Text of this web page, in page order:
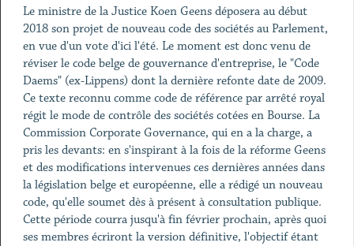
Le ministre de la Justice Koen Geens déposera au début
2018 son projet de nouveau code des sociétés au Parlement,
en vue d'un vote d'ici l'été. Le moment est donc venu de
réviser le code belge de gouvernance d'entreprise, le "Code
Daems" (ex-Lippens) dont la dernière refonte date de 2009.
Ce texte reconnu comme code de référence par arrêté royal
régit le mode de contrôle des sociétés cotées en Bourse. La
Commission Corporate Governance, qui en a la charge, a
pris les devants: en s'inspirant à la fois de la réforme Geens
et des modifications intervenues ces dernières années dans
la législation belge et européenne, elle a rédigé un nouveau
code, qu'elle soumet dès à présent à consultation publique.
Cette période courra jusqu'à fin février prochain, après quoi
ses membres écriront la version définitive, l'objectif étant